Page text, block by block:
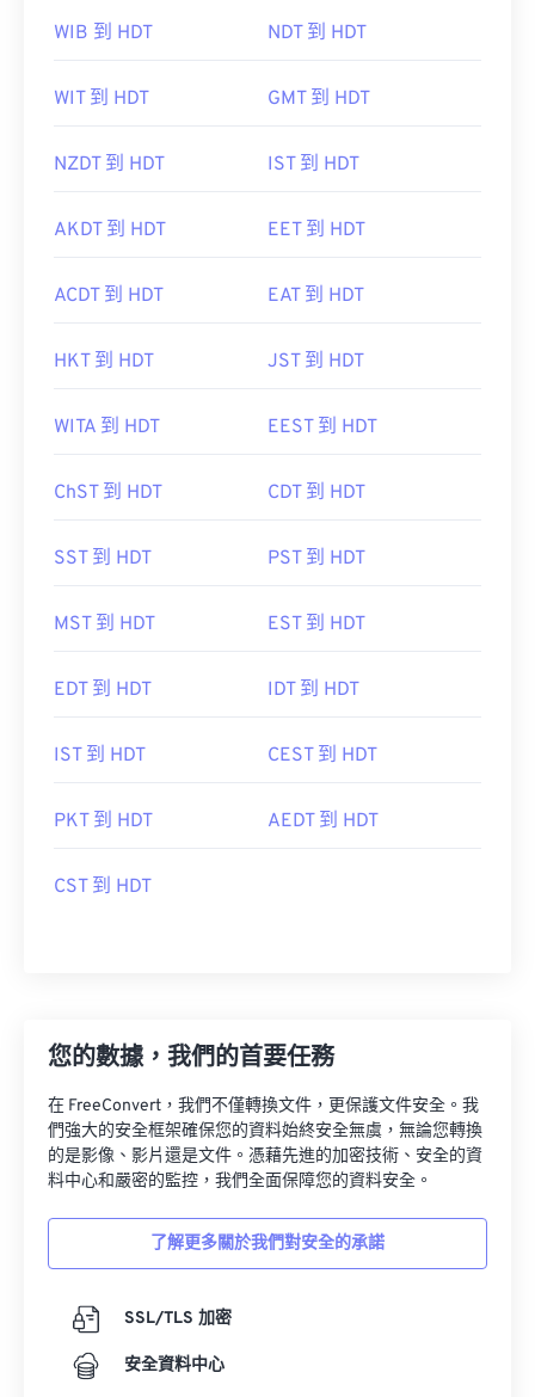
WIB 到 HDT NDT 到 HDT
WIT 到 HDT GMT 到 HDT
NZDT 到 HDT IST 到 HDT
AKDT 到 HDT EET 到 HDT
ACDT 到 HDT EAT 到 HDT
HKT 到 HDT JST 到 HDT
WITA 到 HDT EEST 到 HDT
ChST 到 HDT CDT 到 HDT
SST 到 HDT PST 到 HDT
MST 到 HDT EST 到 HDT
EDT 到 HDT IDT 到 HDT
IST 到 HDT CEST 到 HDT
PKT 到 HDT AEDT 到 HDT
CST 到 HDT
您的數據，我們的首要任務
在 FreeConvert，我們不僅轉換文件，更保護文件安全。我
們強大的安全框架確保您的資料始終安全無虞，無論您轉換
的是影像、影片還是文件。憑藉先進的加密技術、安全的資
料中心和嚴密的監控，我們全面保障您的資料安全。
了解更多關於我們對安全的承諾
SSL/TLS 加密
安全資料中心